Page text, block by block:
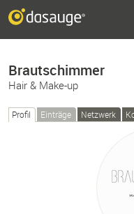
Brautschimmer
Hair & Make-up
Profil Einträge Netzwerk